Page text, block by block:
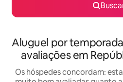
Aluguel por
avaliações em
Os hóspedes concordam: